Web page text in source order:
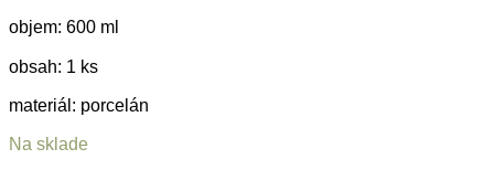
objem: 600 ml
obsah: 1 ks
materiál: porcelán
Na sklade